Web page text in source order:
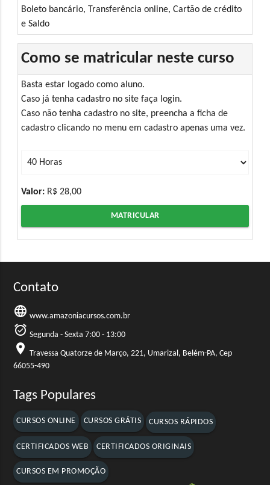
Boleto bancário, Transferência online, Cartão de crédito
e Saldo
Como se matricular neste curso
Basta estar logado como aluno.
Caso já tenha cadastro no site faça login.
Caso não tenha cadastro no site, preencha a ficha de
cadastro clicando no menu em cadastro apenas uma vez.
Valor: R$ 28,00
MATRICULAR
Contato
language www.amazoniacursos.com.br
alarm_on Segunda - Sexta 7:00 - 13:00
location_on Travessa Quatorze de Março, 221, Umarizal, Belém-PA, Cep
66055-490
Tags Populares
CURSOS ONLINE CURSOS GRÁTIS CURSOS RÁPIDOS
CERTIFICADOS WEB CERTIFICADOS ORIGINAIS
CURSOS EM PROMOÇÃO